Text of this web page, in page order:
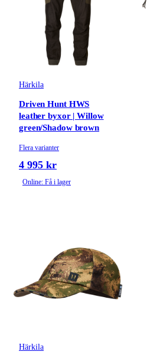
Härkila
Driven Hunt HWS
leather byxor | Willow
green/Shadow brown
Flera varianter
4 995 kr
Online: Få i lager
Härkila